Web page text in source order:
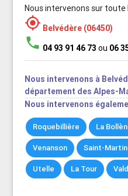
Nous intervenons sur toute
 Belvédère (06450)
phone 04 93 91 46 73 ou 06
Nous intervenons à
département des Alpes-
Nous intervenons
Roquebillière La
Venanson Saint-
Utelle La Tour